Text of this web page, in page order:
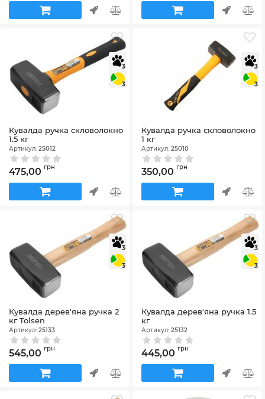
3
3
Кувалда ручка скловолокно
1.5 кг
Артикул: 25012
475,00 грн
3
3
Кувалда ручка скловолокно
1 кг
Артикул: 25010
350,00 грн
3
3
Кувалда дерев'яна ручка 2
кг Tolsen
Артикул: 25133
545,00 грн
3
3
Кувалда дерев'яна ручка 1.5
кг
Артикул: 25132
445,00 грн